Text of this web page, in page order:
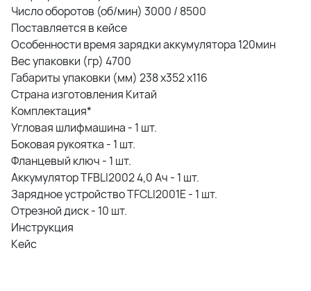
Число оборотов (об/мин) 3000 / 8500
Поставляется в кейсе
Особенности время зарядки аккумулятора 120мин
Вес упаковки (гр) 4700
Габариты упаковки (мм) 238 х352 x116
Страна изготовления Китай
Комплектация*
Угловая шлифмашина - 1 шт.
Боковая рукоятка - 1 шт.
Фланцевый ключ - 1 шт.
Аккумулятор TFBLI2002 4,0 Ач - 1 шт.
Зарядное устройство TFCLI2001E - 1 шт.
Отрезной диск - 10 шт.
Инструкция
Кейс